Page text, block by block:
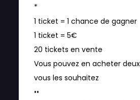
*
1 ticket = 1 chance de gagner
1 ticket = 5€
20 tickets en vente
Vous pouvez en acheter
vous les souhaitez
••